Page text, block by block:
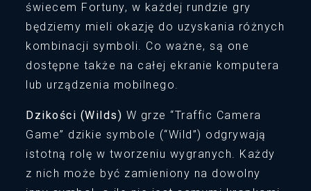
świecem Fortuny, w każdej rundzie gry
będziemy mieli okazję do uzyskania różnych
kombinacji symboli. Co ważne, są one
dostępne także na całej ekranie komputera
lub urządzenia mobilnego.
Dzikości (Wilds) W grze “Traffic Camera
Game” dzikie symbole (“Wild”) odgrywają
istotną rolę w tworzeniu wygranych. Każdy
z nich może być zamieniony na dowolny